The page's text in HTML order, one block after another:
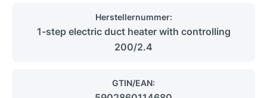
Herstellernummer:
1-step electric duct heater with controlling
200/2.4
GTIN/EAN: